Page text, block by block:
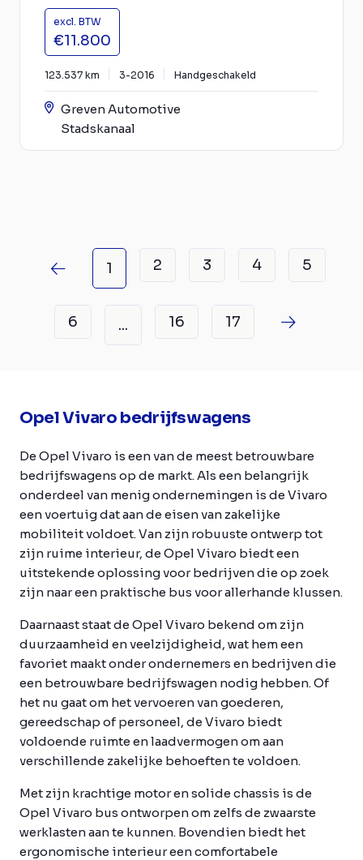
excl. BTW
€11.800
123.537 km 3-2016 Handgeschakeld
Greven Automotive
Stadskanaal
1 2 3 4 5
6 ... 16 17
Opel Vivaro bedrijfswagens
De Opel Vivaro is een van de meest betrouwbare
bedrijfswagens op de markt. Als een belangrijk
onderdeel van menig ondernemingen is de Vivaro
een voertuig dat aan de eisen van zakelijke
mobiliteit voldoet. Van zijn robuuste ontwerp tot
zijn ruime interieur, de Opel Vivaro biedt een
uitstekende oplossing voor bedrijven die op zoek
zijn naar een praktische bus voor allerhande klussen.
Daarnaast staat de Opel Vivaro bekend om zijn
duurzaamheid en veelzijdigheid, wat hem een
favoriet maakt onder ondernemers en bedrijven die
een betrouwbare bedrijfswagen nodig hebben. Of
het nu gaat om het vervoeren van goederen,
gereedschap of personeel, de Vivaro biedt
voldoende ruimte en laadvermogen om aan
verschillende zakelijke behoeften te voldoen.
Met zijn krachtige motor en solide chassis is de
Opel Vivaro bus ontworpen om zelfs de zwaarste
werklasten aan te kunnen. Bovendien biedt het
ergonomische interieur een comfortabele